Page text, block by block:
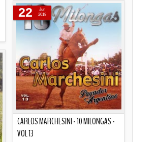
CARLOS MARCHESINI - 10 MILONGAS -
VOL 13
22
Jun
2018